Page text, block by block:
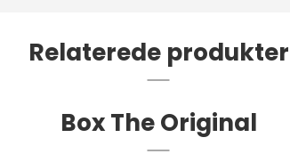
Relaterede produkter
Box The Original